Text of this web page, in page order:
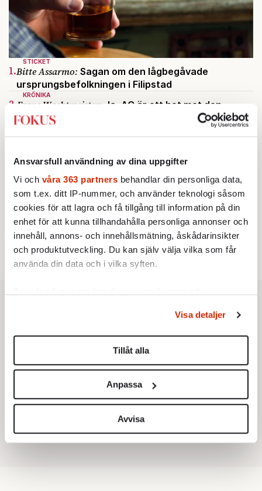
Ansvarsfull användning av dina uppgifter
Vi och våra 363 partners behandlar din personliga data,
som t.ex. ditt IP-nummer, och använder teknologi såsom
cookies för att lagra och få tillgång till information på din
enhet för att kunna tillhandahålla personliga annonser och
innehåll, annons- och innehållsmätning, åskådarinsikter
och produktutveckling. Du kan själv välja vilka som får
använda din data och i vilka syften.
Du kan ändra eller dra tillbaka ditt samtycke när som
helst från cookie-förklaringen.
Vi använder enhetsidentifierare för att anpassa innehållet
för sociala medier och analysera vår trafik. Vi
vidarebefordrar även sådana identifierare och annan
information från din enhet till de sociala medier och
annons- och analysföretag som vi samarbetar med.
Dessa kan i sin tur kombinera informationen med annan
Visa detaljer
Tillåt alla
Anpassa
Avvisa
STICKET
1.Bitte Assarmo: Sagan om den lågbegåvade
ursprungsbefolkningen i Filipstad
KRÖNIKA
2. Frans Wachtmeister: Ja, AC är ett hot mot den
franska civilisationen
3.Sakine Madon:Efter islamistdådet oroar sig
STICKET
KRÖNIKA
5.Nina Lekander:På ”Kommunisthögskolan” drömde
alla om att vara arbetarklass
6.Johan Romin:Andersson, hur ska du få ihop det
här?